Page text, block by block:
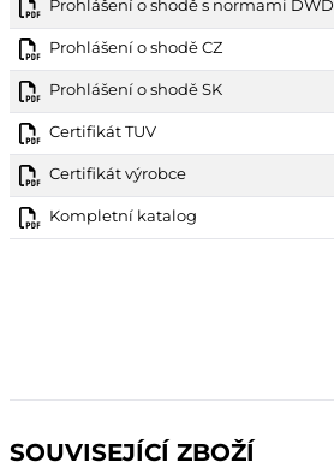
Prohlášení o shodě s normami DWD
Prohlášení o shodě CZ
Prohlášení o shodě SK
Certifikát TUV
Certifikát výrobce
Kompletní katalog
SOUVISEJÍCÍ ZBOŽÍ